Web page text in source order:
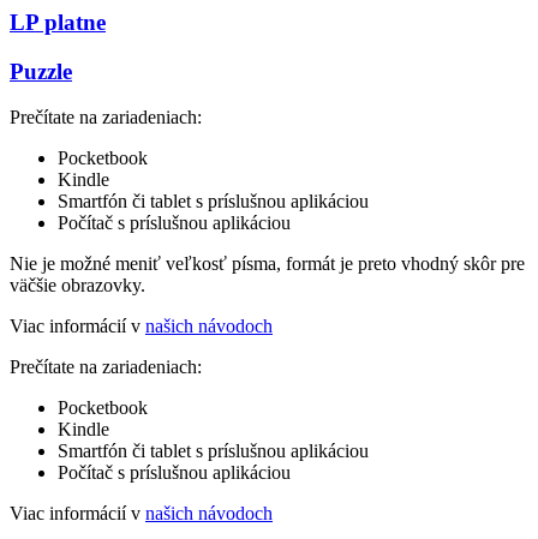
LP platne
Puzzle
Prečítate na zariadeniach:
Pocketbook
Kindle
Smartfón či tablet s príslušnou aplikáciou
Počítač s príslušnou aplikáciou
Nie je možné meniť veľkosť písma, formát je preto vhodný skôr pre
väčšie obrazovky.
Viac informácií v našich návodoch
Prečítate na zariadeniach:
Pocketbook
Kindle
Smartfón či tablet s príslušnou aplikáciou
Počítač s príslušnou aplikáciou
Viac informácií v našich návodoch